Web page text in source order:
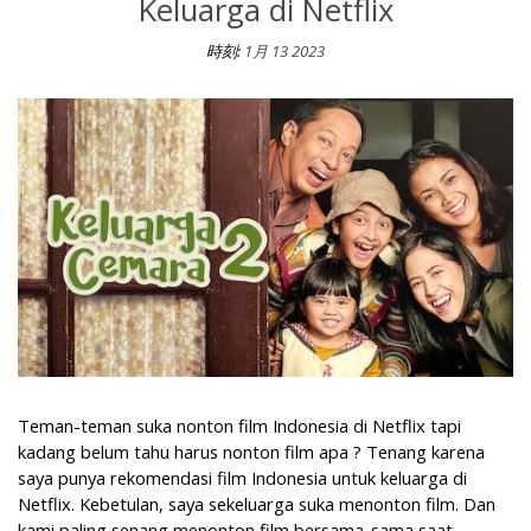
Keluarga di Netflix
時刻: 1月 13 2023
Rekomendasi Film Indonesia untuk Keluarga di Netflix
Teman-teman suka nonton film Indonesia di Netflix tapi
kadang belum tahu harus nonton film apa ? Tenang karena
saya punya rekomendasi film Indonesia untuk keluarga di
Netflix. Kebetulan, saya sekeluarga suka menonton film. Dan